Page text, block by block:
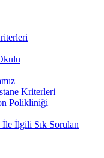
Kriterleri
Polikliniği
İlgili Sık Sorulan